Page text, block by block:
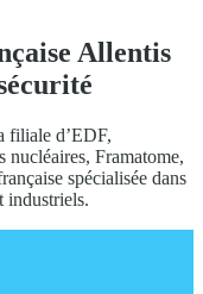
Allentis
filiale d’EDF,
nucléaires, Framatome,
spécialisée dans
industriels.